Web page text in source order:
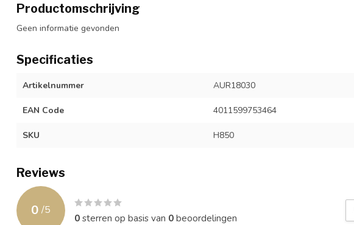
Productomschrijving
Geen informatie gevonden
Specificaties
Artikelnummer AUR18030
EAN Code 4011599753464
SKU H850
Reviews
0 /5
0sterren op basis van 0beoordelingen